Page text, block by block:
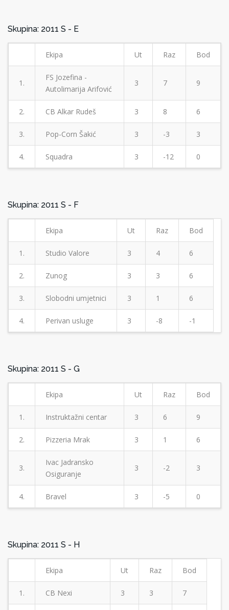
Skupina: 2011 S - E
Ekipa Ut Raz Bod
1.
FS Jozefina -
Autolimarija Arifović
3 7 9
2. CB Alkar Rudeš 3 8 6
3. Pop-Corn Šakić 3 -3 3
4. Squadra 3 -12 0
Skupina: 2011 S - F
Ekipa Ut Raz Bod
1. Studio Valore 3 4 6
2. Zunog 3 3 6
3. Slobodni umjetnici 3 1 6
4. Perivan usluge 3 -8 -1
Skupina: 2011 S - G
Ekipa Ut Raz Bod
1. Instruktažni centar 3 6 9
2. Pizzeria Mrak 3 1 6
3.
Ivac Jadransko
Osiguranje
3 -2 3
4. Bravel 3 -5 0
Skupina: 2011 S - H
Ekipa Ut Raz Bod
1. CB Nexi 3 3 7